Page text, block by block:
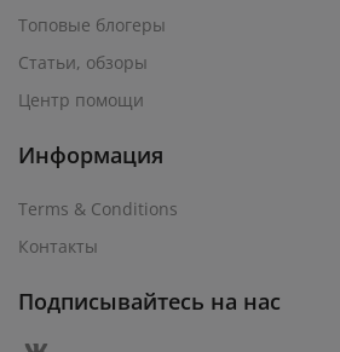
Топовые блогеры
Статьи, обзоры
Центр помощи
Информация
Terms & Conditions
Контакты
Подписывайтесь на нас